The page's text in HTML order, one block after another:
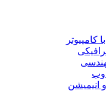
کامپیوتر
وب
انیمیشن